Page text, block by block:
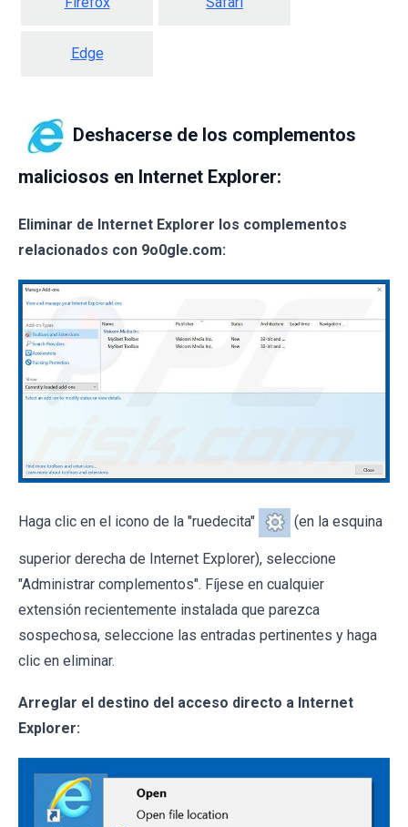
Edge
Deshacerse de los complementos
maliciosos en Internet Explorer:
Eliminar de Internet Explorer los complementos
relacionados con 9o0gle.com:
Haga clic en el icono de la "ruedecita" (en la esquina
superior derecha de Internet Explorer), seleccione
"Administrar complementos". Fíjese en cualquier
extensión recientemente instalada que parezca
sospechosa, seleccione las entradas pertinentes y haga
clic en eliminar.
Arreglar el destino del acceso directo a Internet
Explorer: